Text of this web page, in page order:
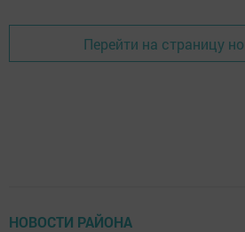
Перейти на страницу
НОВОСТИ РАЙОНА